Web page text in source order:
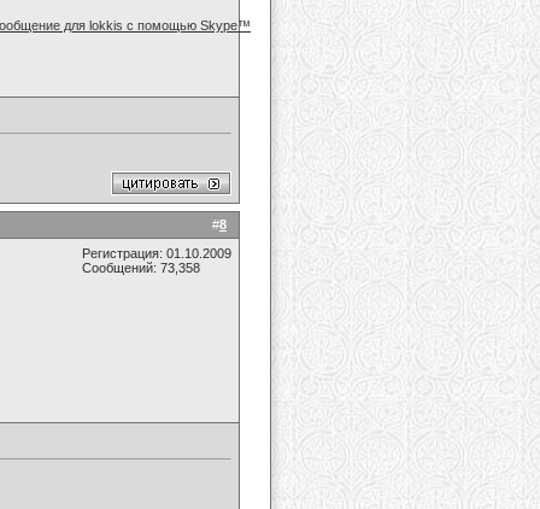
#8
Регистрация: 01.10.2009
Сообщений: 73,358